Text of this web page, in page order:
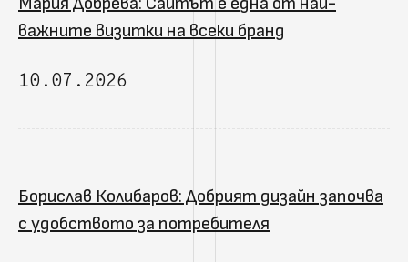
важните визитки на всеки бранд
10.07.2026
Борислав Колибаров: Добрият дизайн започва
с удобството за потребителя